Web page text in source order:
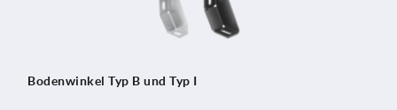
Bodenwinkel Typ B und Typ I